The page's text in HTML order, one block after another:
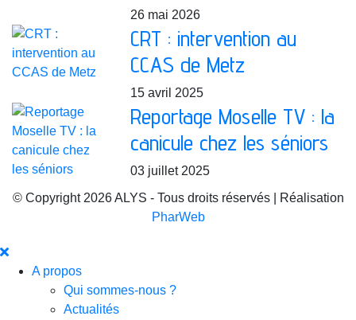
26 mai 2026
CRT : intervention au
CCAS de Metz
15 avril 2025
Reportage Moselle TV : la
canicule chez les séniors
03 juillet 2025
© Copyright 2026 ALYS - Tous droits réservés | Réalisation
PharWeb
A propos
Qui sommes-nous ?
Actualités